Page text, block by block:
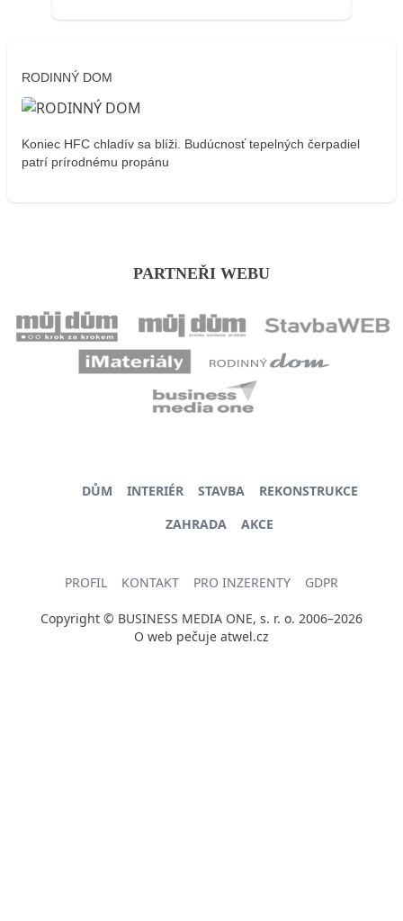
RODINNÝ DOM
Koniec HFC chladív sa blíži. Budúcnosť tepelných čerpadiel
patrí prírodnému propánu
PARTNEŘI WEBU
DŮM INTERIÉR STAVBA
REKONSTRUKCE
ZAHRADA
AKCE
PROFIL KONTAKT PRO INZERENTY GDPR
Copyright © BUSINESS MEDIA ONE, s. r. o. 2006–2026